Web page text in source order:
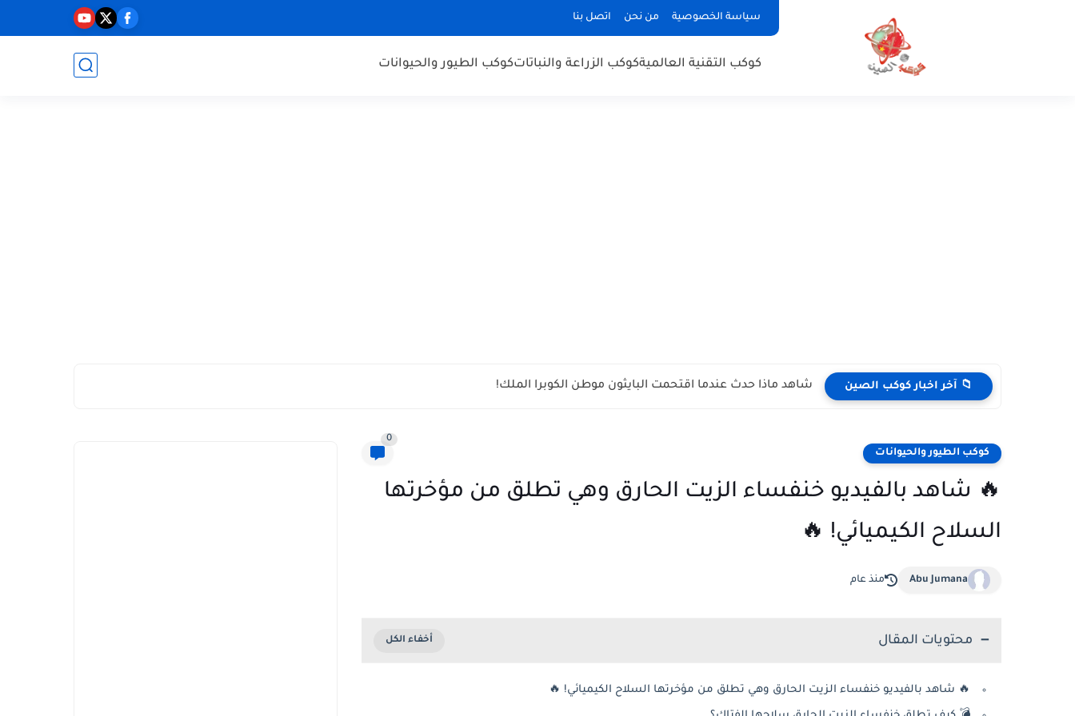
سياسة الخصوصية من نحن اتصل بنا
كوكب التقنية العالميةكوكب الزراعة والنباتاتكوكب الطيور والحيوانات
📁 آخر اخبار كوكب الصين شاهد ماذا حدث عندما اقتحمت البايثون موطن الكوبرا الملك!
كوكب الطيور والحيوانات
0
🔥 شاهد بالفيديو خنفساء الزيت الحارق وهي تطلق من مؤخرتها
السلاح الكيميائي! 🔥
Abu Jumana منذ عام
محتويات المقال
🔥 شاهد بالفيديو خنفساء الزيت الحارق وهي تطلق من مؤخرتها السلاح الكيميائي! 🔥